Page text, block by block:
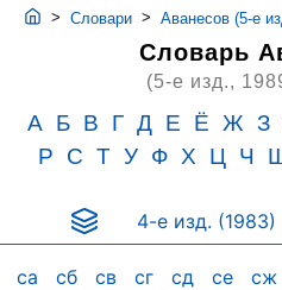
> Словари > Аванесов (5-е
Словарь
(5-е изд.,
А Б В Г Д Е Ё Ж З
Р
С Т У Ф Х Ц Ч
4-е изд. (1983)
са сб св сг сд се сж